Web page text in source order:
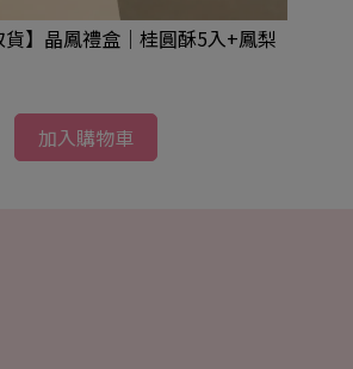
貨】晶鳳禮盒｜桂圓酥5入+鳳梨
加入購物車